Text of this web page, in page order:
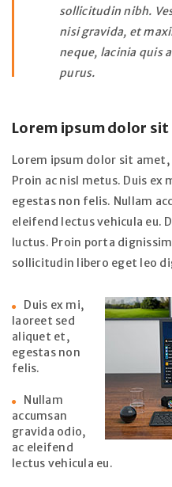
sollicitudin nibh.
nisi gravida, et
neque, lacinia quis
purus.
Lorem ipsum dolor
Lorem ipsum dolor sit
Proin ac nisl metus. Duis
egestas non felis. Nullam
eleifend lectus vehicula eu.
luctus. Proin porta
sollicitudin libero eget leo
Duis ex mi,
laoreet sed
aliquet et,
egestas non
felis.
Nullam
accumsan
gravida odio,
ac eleifend
lectus vehicula eu.